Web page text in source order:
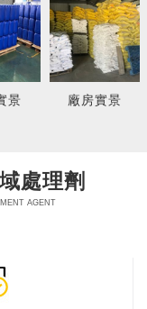
景 廠房實景
處理劑
AGENT